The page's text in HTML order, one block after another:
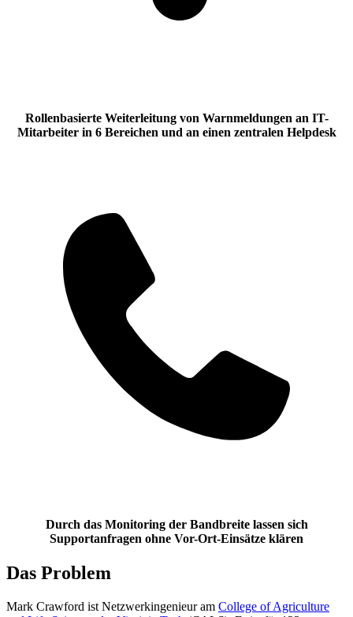
Rollenbasierte Weiterleitung von Warnmeldungen an IT-
Mitarbeiter in 6 Bereichen und an einen zentralen Helpdesk
Durch das Monitoring der Bandbreite lassen sich
Supportanfragen ohne Vor-Ort-Einsätze klären
Das Problem
Mark Crawford ist Netzwerkingenieur am College of Agriculture